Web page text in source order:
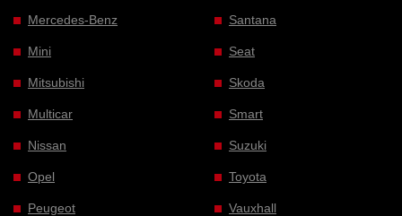
Mercedes-Benz
Mini
Mitsubishi
Multicar
Nissan
Opel
Peugeot
Santana
Seat
Skoda
Smart
Suzuki
Toyota
Vauxhall